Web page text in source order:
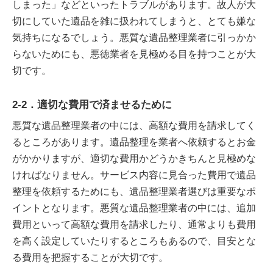
しまった」などといったトラブルがあります。故人が大
切にしていた遺品を雑に扱われてしまうと、とても嫌な
気持ちになるでしょう。悪質な遺品整理業者に引っかか
らないためにも、悪徳業者を見極める目を持つことが大
切です。
2-2．適切な費用で済ませるために
悪質な遺品整理業者の中には、高額な費用を請求してく
るところがあります。遺品整理を業者へ依頼するとお金
がかかりますが、適切な費用かどうかきちんと見極めな
ければなりません。サービス内容に見合った費用で遺品
整理を依頼するためにも、遺品整理業者選びは重要なポ
イントとなります。悪質な遺品整理業者の中には、追加
費用といって高額な費用を請求したり、通常よりも費用
を高く設定していたりするところもあるので、目安とな
る費用を把握することが大切です。